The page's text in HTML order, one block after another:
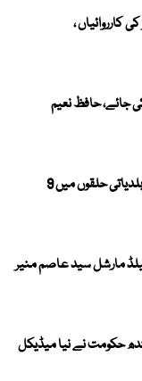
کارروائیاں ،
فی لیٹر کی جائے، حافظ نعیم
الیکشن کمیشن نے بلوچستان کے 4 بلدیاتی حلقوں میں 9
مارشل سید عاصم منیر
حکومت نے نیا میڈیکل